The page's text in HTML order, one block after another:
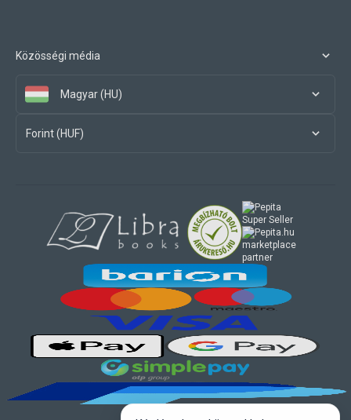
Közösségi média
Magyar (HU)
Forint (HUF)
marketplace
partner